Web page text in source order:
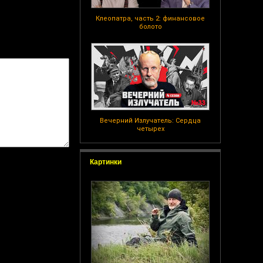
Клеопатра, часть 2: финансовое
болото
Вечерний Излучатель: Сердца
четырех
Картинки